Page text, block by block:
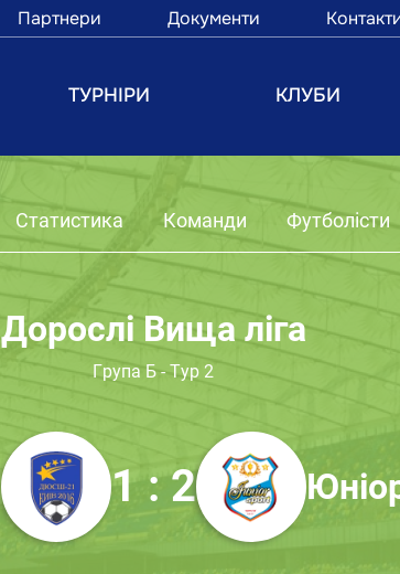
Партнери Документи
ТУРНІРИ КЛУБИ
Статистика Команди Футболісти
Дорослі Вища ліга
Група Б - Тур 2
1 : 2